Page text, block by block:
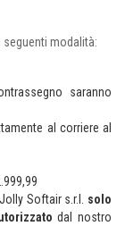
modalità:
saranno
al corriere al
Softair s.r.l. solo
dal nostro